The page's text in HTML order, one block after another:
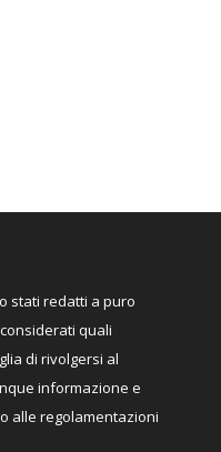
stati redatti a puro
quali
di rivolgersi al
informazione e
alle regolamentazioni